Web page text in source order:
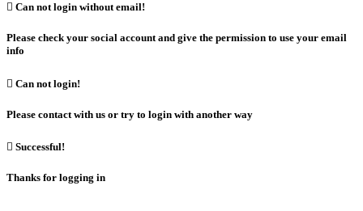
 Can not login without email!
Please check your social account and give the permission to use your email
info
 Can not login!
Please contact with us or try to login with another way
 Successful!
Thanks for logging in